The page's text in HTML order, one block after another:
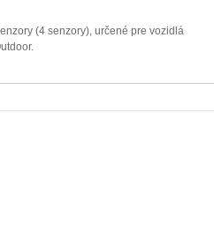
(4 senzory), určené pre vozidlá